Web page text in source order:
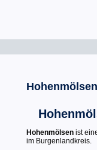
Hohenmölsen
Hohenmölsen ist
im Burgenlandkreis.